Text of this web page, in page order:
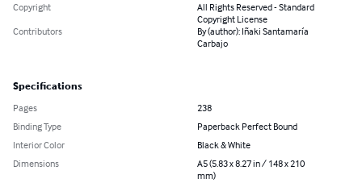
Copyright
All Rights Reserved - Standard
Copyright License
Contributors
By (author): Iñaki Santamaría
Carbajo
Specifications
Pages
238
Binding Type
Paperback Perfect Bound
Interior Color
Black & White
Dimensions
A5 (5.83 x 8.27 in / 148 x 210
mm)